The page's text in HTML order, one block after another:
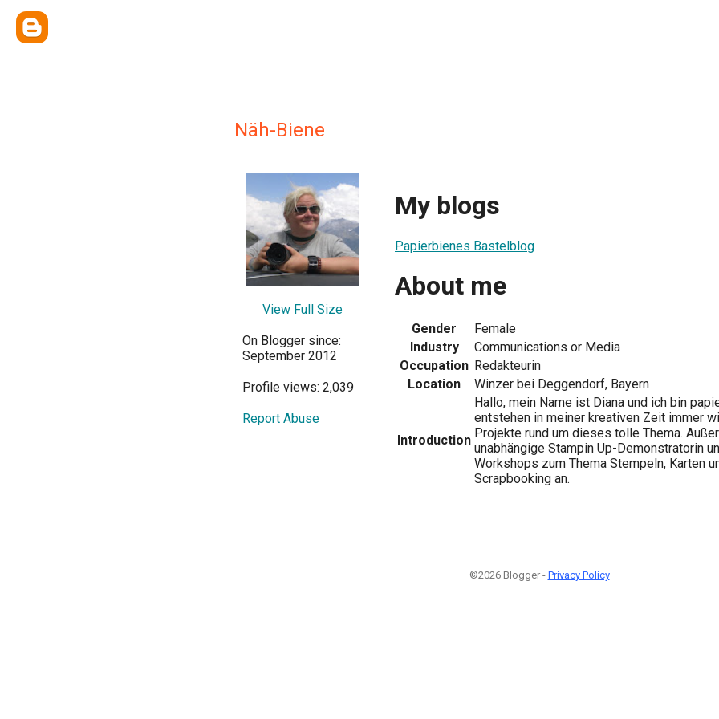
Näh-Biene
View Full Size
On Blogger since:
September 2012
Profile views: 2,039
Report Abuse
My blogs
Papierbienes Bastelblog
About me
Gender
Female
Industry
Communications or Media
Occupation Redakteurin
Location
Winzer bei Deggendorf, Bayern
Introduction
Hallo, mein Name ist Diana und ich bin
entstehen in meiner kreativen Zeit immer
Projekte rund um dieses tolle Thema.
unabhängige Stampin Up-Demonstratorin
Workshops zum Thema Stempeln, Karten
Scrapbooking an.
©2026 Blogger - Privacy Policy